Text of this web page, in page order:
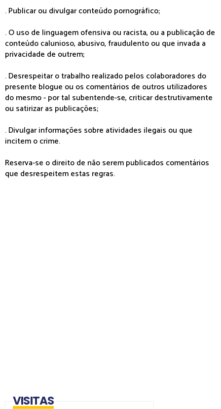
. Publicar ou divulgar conteúdo pornográfico;
. O uso de linguagem ofensiva ou racista, ou a publicação de
conteúdo calunioso, abusivo, fraudulento ou que invada a
privacidade de outrem;
. Desrespeitar o trabalho realizado pelos colaboradores do
presente blogue ou os comentários de outros utilizadores
do mesmo - por tal subentende-se, criticar destrutivamente
ou satirizar as publicações;
. Divulgar informações sobre atividades ilegais ou que
incitem o crime.
Reserva-se o direito de não serem publicados comentários
que desrespeitem estas regras.
VISITAS